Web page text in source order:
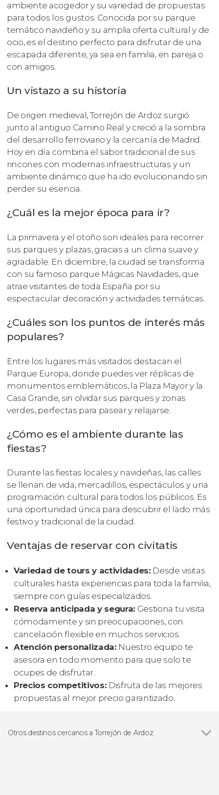
ambiente acogedor y su variedad de propuestas
para todos los gustos. Conocida por su parque
temático navideño y su amplia oferta cultural y de
ocio, es el destino perfecto para disfrutar de una
escapada diferente, ya sea en familia, en pareja o
con amigos.
Un vistazo a su historia
De origen medieval, Torrejón de Ardoz surgió
junto al antiguo Camino Real y creció a la sombra
del desarrollo ferroviario y la cercanía de Madrid.
Hoy en día combina el sabor tradicional de sus
rincones con modernas infraestructuras y un
ambiente dinámico que ha ido evolucionando sin
perder su esencia.
¿Cuál es la mejor época para ir?
La primavera y el otoño son ideales para recorrer
sus parques y plazas, gracias a un clima suave y
agradable. En diciembre, la ciudad se transforma
con su famoso parque Mágicas Navidades, que
atrae visitantes de toda España por su
espectacular decoración y actividades temáticas.
¿Cuáles son los puntos de interés más
populares?
Entre los lugares más visitados destacan el
Parque Europa, donde puedes ver réplicas de
monumentos emblemáticos, la Plaza Mayor y la
Casa Grande, sin olvidar sus parques y zonas
verdes, perfectas para pasear y relajarse.
¿Cómo es el ambiente durante las
fiestas?
Durante las fiestas locales y navideñas, las calles
se llenan de vida, mercadillos, espectáculos y una
programación cultural para todos los públicos. Es
una oportunidad única para descubrir el lado más
festivo y tradicional de la ciudad.
Ventajas de reservar con civitatis
Variedad de tours y actividades: Desde visitas
culturales hasta experiencias para toda la familia,
siempre con guías especializados.
Reserva anticipada y segura: Gestiona tu visita
cómodamente y sin preocupaciones, con
cancelación flexible en muchos servicios.
Atención personalizada: Nuestro equipo te
asesora en todo momento para que solo te
ocupes de disfrutar.
Precios competitivos: Disfruta de las mejores
propuestas al mejor precio garantizado.
Otros destinos cercanos a Torrejón de Ardoz